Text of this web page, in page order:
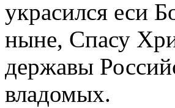
украсился еси
ныне, Спасу
державы
владомых.